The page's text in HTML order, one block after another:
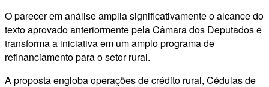
O parecer em análise amplia significativamente o alcance do
texto aprovado anteriormente pela Câmara dos Deputados e
transforma a iniciativa em um amplo programa de
refinanciamento para o setor rural.
A proposta engloba operações de crédito rural, Cédulas de